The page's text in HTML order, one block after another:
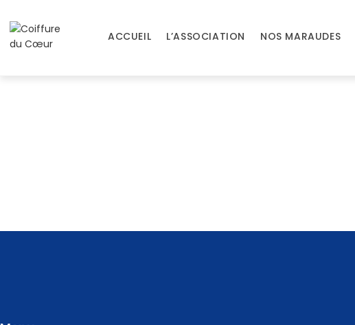
content
ACCUEIL L’ASSOCIATION NOS MARAUDES